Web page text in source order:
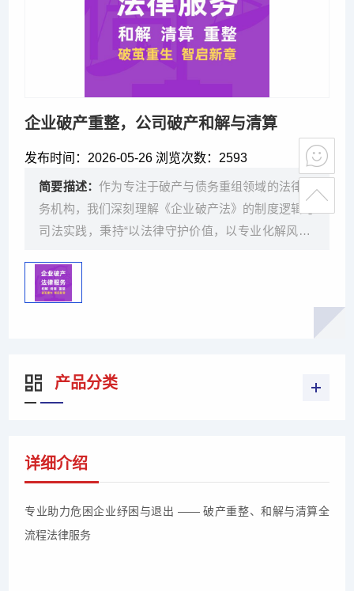
企业破产重整，公司破产和解与清算
发布时间： 2026-05-26 浏览次数： 2593
简要描述：作为专注于破产与债务重组领域的法律服
务机构，我们深刻理解《企业破产法》的制度逻辑与
司法实践，秉持“以法律守护价值，以专业化解风险”
持。
产品分类
详细介绍
专业助力危困企业纾困与退出 —— 破产重整、和解与清算全
流程法律服务